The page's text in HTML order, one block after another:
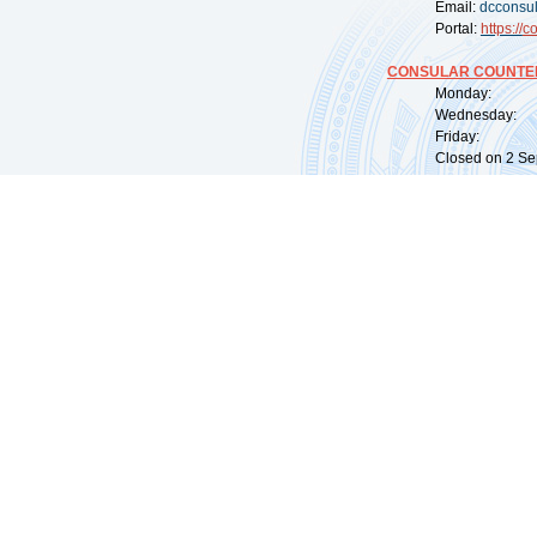
Email:
Portal: https://
CONSULAR
Monday:
Wednesday:
Friday:
Closed on 2